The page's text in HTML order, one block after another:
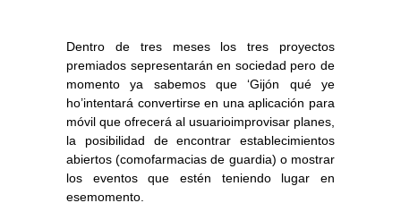
Dentro de tres meses los tres proyectos
premiados sepresentarán en sociedad pero de
momento ya sabemos que ‘Gijón qué ye
ho’intentará convertirse en una aplicación para
móvil que ofrecerá al usuarioimprovisar planes,
la posibilidad de encontrar establecimientos
abiertos (comofarmacias de guardia) o mostrar
los eventos que estén teniendo lugar en
esemomento.